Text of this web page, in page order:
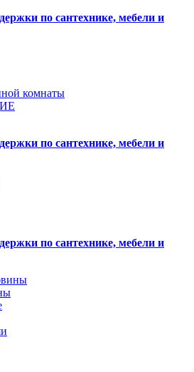
по сантехнике, мебели и
комнаты
по сантехнике, мебели и
по сантехнике, мебели и